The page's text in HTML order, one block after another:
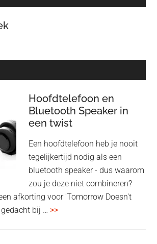
Hoofdtelefoon en
Bluetooth Speaker in
een twist
Een hoofdtelefoon heb je nooit
tegelijkertijd nodig als een
bluetooth speaker - dus waarom
zou je deze niet combineren?
afkorting voor 'Tomorrow Doesn't
bij … >>overHoofdtelefoon